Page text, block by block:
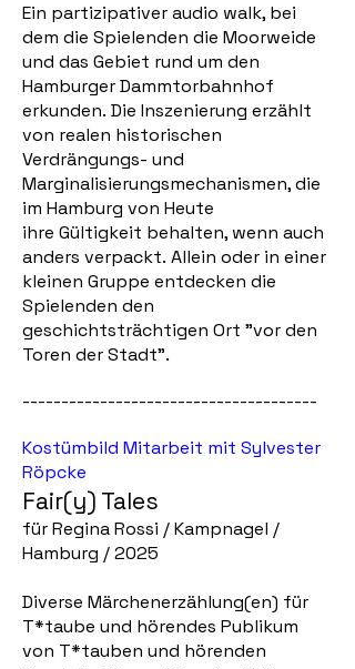
Ein partizipativer audio walk, bei
dem die Spielenden die Moorweide
und das Gebiet rund um den
Hamburger Dammtorbahnhof
erkunden. Die Inszenierung erzählt
von realen historischen
Verdrängungs- und
Marginalisierungsmechanismen, die
im Hamburg von Heute
ihre Gültigkeit behalten, wenn auch
anders verpackt. Allein oder in einer
kleinen Gruppe entdecken die
Spielenden den
geschichtsträchtigen Ort "vor den
Toren der Stadt".
--------------------------------------
Kostümbild Mitarbeit mit Sylvester
Röpcke
Fair(y) Tales
für Regina Rossi / Kampnagel /
Hamburg / 2025
Diverse Märchenerzählung(en) für
T*taube und hörendes Publikum
von T*tauben und hörenden